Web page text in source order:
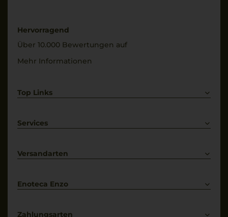
Hervorragend
Über 10.000 Bewertungen auf
Mehr Informationen
Top Links
Weißwein
Services
Kontakt
Versandarten
Enoteca Enzo
Bewertungs-Richtlinien
Zahlungsarten